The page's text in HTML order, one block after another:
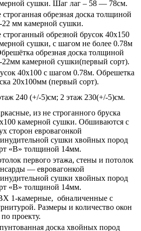
сушки. Шаг лаг – 58 — 78см.
обрезная доска толщиной
22 мм камерной сушки.
строганный обрезной брусок 40х150
сушки, с шагом не более 0.78м
обрезная доска толщиной
22мм камерной сушки(первый сорт).
40х100 с шагом 0.78м. Обрешетка
20х100мм (первый сорт).
240 (+/-5)см; 2 этаж 230(+/-5)см.
из не строганного бруска
камерной сушки. Обшиваются с
сторон евровагонкой
сушки хвойных пород
«В» толщиной 14мм.
первого этажа, стены и потолок
— евровагонкой
сушки хвойных пород
«В» толщиной 14мм.
1-камерные, обналиченные с
Размеры и количество окон
проекту.
доска хвойных пород